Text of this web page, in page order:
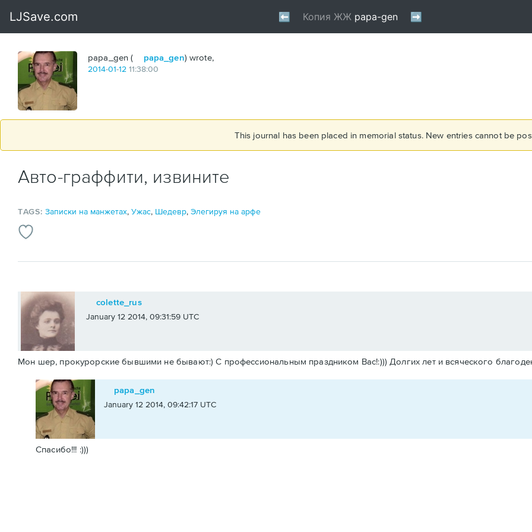
papa_gen ( papa_gen) wrote,
2014-01-12 11:38:00
This journal has been placed in memorial status. New entries cannot be
Авто-граффити, извините
TAGS:Записки на манжетах,Ужас, Шедевр,Элегируя на арфе
colette_rus
January 12 2014, 09:31:59 UTC
Мон шер, прокурорские бывшими не бывают:) С профессиональным праздником Вас!:))) Долгих лет и всяческого
papa_gen
January 12 2014, 09:42:17 UTC
Спасибо!!! :)))